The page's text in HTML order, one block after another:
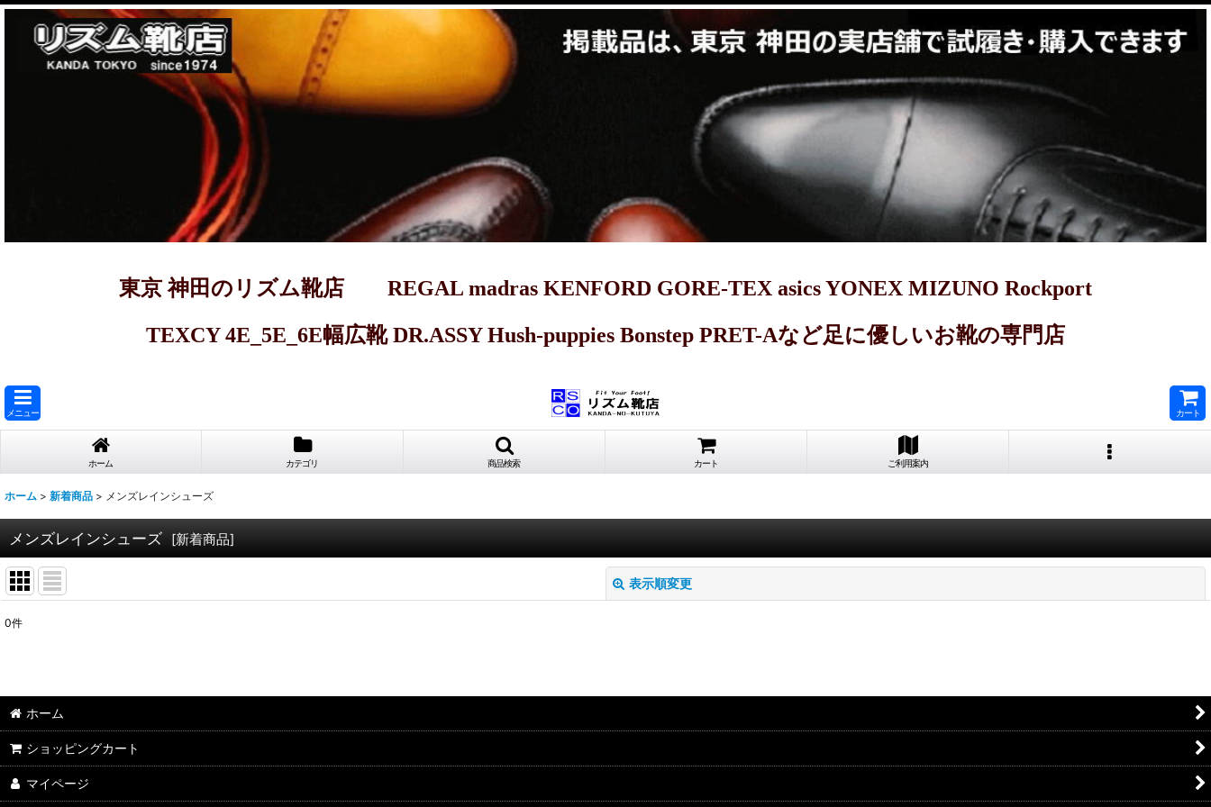
東京 神田のリズム靴店 REGAL madras KENFORD GORE-TEX asics YONEX MIZUNO Rockport
TEXCY 4E_5E_6E幅広靴 DR.ASSY Hush-puppies Bonstep PRET-Aなど足に優しいお靴の専門店
メニュー カート
ホーム カテゴリ 商品検索 カート ご利用案内
ホーム > 新着商品 > メンズレインシューズ
メンズレインシューズ [新着商品]
表示順変更
絞り込む
0件
ホーム
ショッピングカート
マイページ